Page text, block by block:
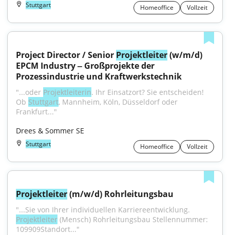
Stuttgart Homeoffice Vollzeit
Project Director / Senior Projektleiter (w/m/d)
EPCM Industry ‒ Großprojekte der
Prozessindustrie und Kraftwerkstechnik
"...oder Projektleiterin. Ihr Einsatzort? Sie entscheiden!
Ob Stuttgart, Mannheim, Köln, Düsseldorf oder
Frankfurt..."
Drees & Sommer SE
Stuttgart Homeoffice Vollzeit
Projektleiter (m/w/d) Rohrleitungsbau
Projektleiter (Mensch) Rohrleitungsbau Stellennummer:
109909Standort..."